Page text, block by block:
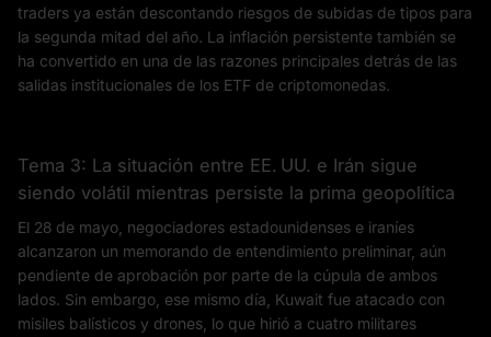
traders ya están descontando riesgos de subidas de tipos para
la segunda mitad del año. La inflación persistente también se
ha convertido en una de las razones principales detrás de las
salidas institucionales de los ETF de criptomonedas.
Tema 3: La situación entre EE. UU. e Irán sigue
siendo volátil mientras persiste la prima geopolítica
El 28 de mayo, negociadores estadounidenses e iraníes
alcanzaron un memorando de entendimiento preliminar, aún
pendiente de aprobación por parte de la cúpula de ambos
lados. Sin embargo, ese mismo día, Kuwait fue atacado con
misiles balísticos y drones, lo que hirió a cuatro militares